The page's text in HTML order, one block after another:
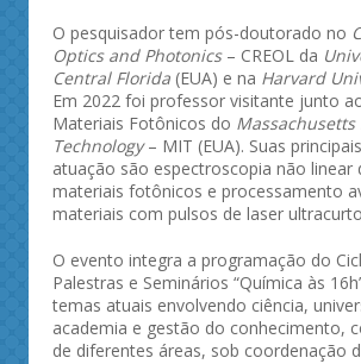
O pesquisador tem pós-doutorado no
Optics and Photonics– CREOL da
Central Florida (EUA) e na Harvard
Em 2022 foi professor visitante junto
Materiais Fotônicos do
Technology– MIT (EUA). Suas
atuação são espectroscopia não linear
materiais fotônicos e processamento
materiais com pulsos de laser
O evento integra a programação do
Palestras e Seminários “Química às
temas atuais envolvendo ciência,
academia e gestão do conhecimento,
de diferentes áreas, sob coordenação